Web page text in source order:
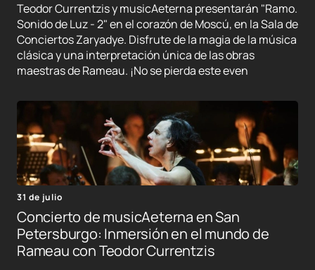
Teodor Currentzis y musicAeterna presentarán "Ramo.
Sonido de Luz - 2" en el corazón de Moscú, en la Sala de
Conciertos Zaryadye. Disfrute de la magia de la música
clásica y una interpretación única de las obras
maestras de Rameau. ¡No se pierda este even
31 de julio
Concierto de musicAeterna en San
Petersburgo: Inmersión en el mundo de
Rameau con Teodor Currentzis